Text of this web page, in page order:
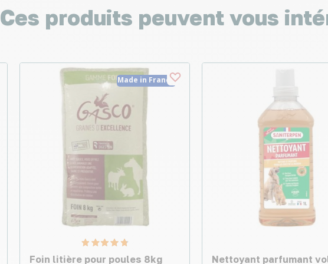
Ces produits peuvent vous
Made in France
Foin litière pour poules 8kg
Nettoyant parfumant